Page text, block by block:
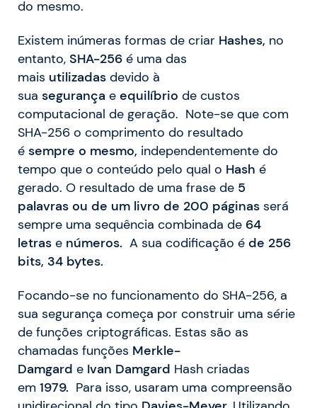
do mesmo.
Existem inúmeras formas de criar Hashes, no
entanto, SHA-256 é uma das
mais utilizadas devido à
sua segurança e equilíbrio de custos
computacional de geração. Note-se que com
SHA-256 o comprimento do resultado
é sempre o mesmo, independentemente do
tempo que o conteúdo pelo qual o Hash é
gerado. O resultado de uma frase de 5
palavras ou de um livro de 200 páginas será
sempre uma sequência combinada de 64
letras e números. A sua codificação é de 256
bits, 34 bytes.
Focando-se no funcionamento do SHA-256, a
sua segurança começa por construir uma série
de funções criptográficas. Estas são as
chamadas funções Merkle-
Damgard e Ivan Damgard Hash criadas
em 1979. Para isso, usaram uma compreensão